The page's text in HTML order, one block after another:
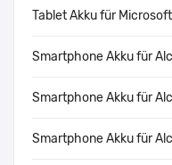
Tablet Akku für
Smartphone Akku für
Smartphone Akku für
Smartphone Akku für